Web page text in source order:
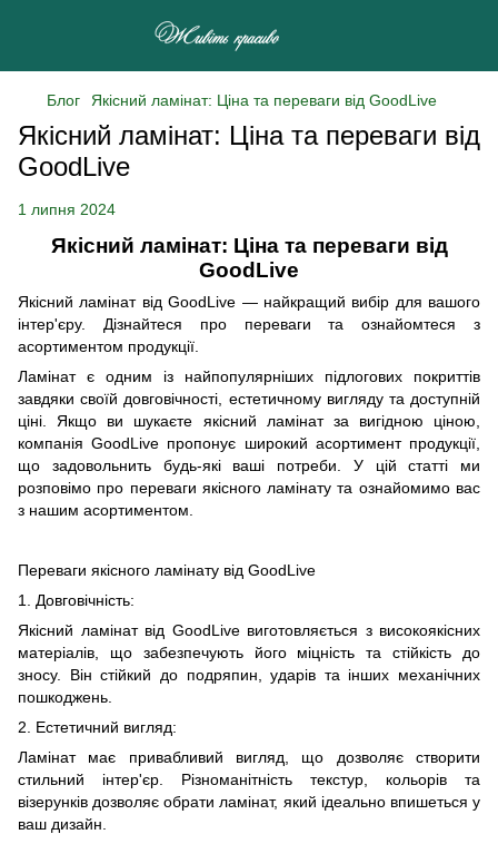
Блог Якісний ламінат: Ціна та переваги від GoodLive
Якісний ламінат: Ціна та переваги від
GoodLive
1 липня 2024
Якісний ламінат: Ціна та переваги від
GoodLive
Якісний ламінат від GoodLive — найкращий вибір для вашого
інтер'єру. Дізнайтеся про переваги та ознайомтеся з
асортиментом продукції.
Ламінат є одним із найпопулярніших підлогових покриттів
завдяки своїй довговічності, естетичному вигляду та доступній
ціні. Якщо ви шукаєте якісний ламінат за вигідною ціною,
компанія GoodLive пропонує широкий асортимент продукції,
що задовольнить будь-які ваші потреби. У цій статті ми
розповімо про переваги якісного ламінату та ознайомимо вас
з нашим асортиментом.
Переваги якісного ламінату від GoodLive
1. Довговічність:
Якісний ламінат від GoodLive виготовляється з високоякісних
матеріалів, що забезпечують його міцність та стійкість до
зносу. Він стійкий до подряпин, ударів та інших механічних
пошкоджень.
2. Естетичний вигляд:
Ламінат має привабливий вигляд, що дозволяє створити
стильний інтер'єр. Різноманітність текстур, кольорів та
візерунків дозволяє обрати ламінат, який ідеально впишеться у
ваш дизайн.